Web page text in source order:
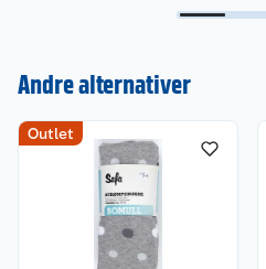
Andre alternativer
Outlet
Kundeservice
Kontakt oss
Angre- og returrett